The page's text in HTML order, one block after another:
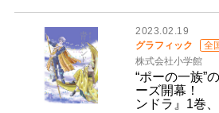
2023.02.19
グラフィック
全
株式会社小学館
“ポーの一族”
ーズ開幕！
ンドラ』1巻